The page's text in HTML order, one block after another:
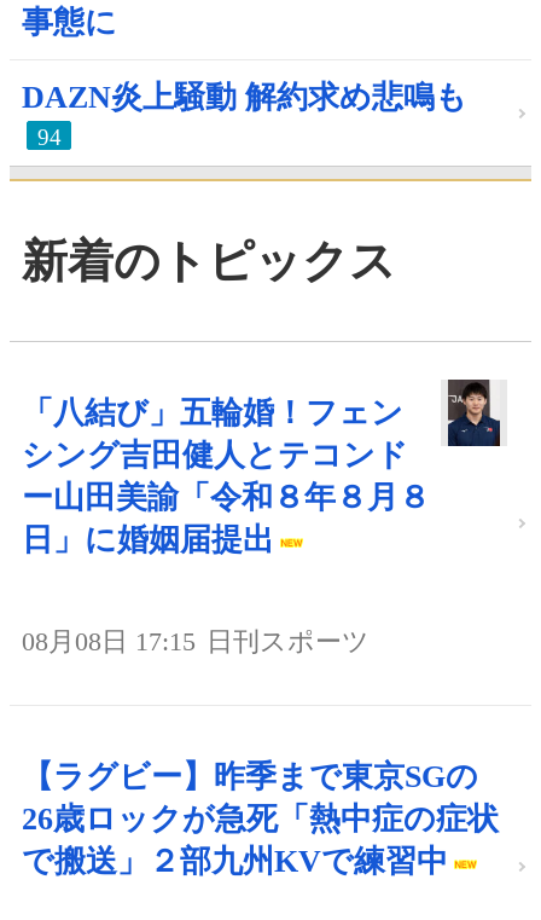
事態に
DAZN炎上騒動 解約求め悲鳴も
94
新着のトピックス
「八結び」五輪婚！フェン
シング吉田健人とテコンド
ー山田美諭「令和８年８月８
日」に婚姻届提出
08月08日 17:15 日刊スポーツ
【ラグビー】昨季まで東京SGの
26歳ロックが急死「熱中症の症状
で搬送」２部九州KVで練習中